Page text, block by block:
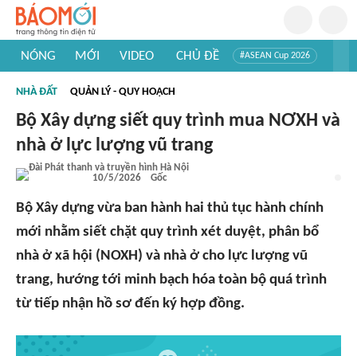
NÓNG MỚI VIDEO CHỦ ĐỀ #ASEAN Cup 2026
#Khám phá thế giới
NHÀ ĐẤT QUẢN LÝ - QUY HOẠCH
Bộ Xây dựng siết quy trình mua NƠXH và
nhà ở lực lượng vũ trang
10/5/2026 Gốc
Bộ Xây dựng vừa ban hành hai thủ tục hành chính
mới nhằm siết chặt quy trình xét duyệt, phân bổ
nhà ở xã hội (NOXH) và nhà ở cho lực lượng vũ
trang, hướng tới minh bạch hóa toàn bộ quá trình
từ tiếp nhận hồ sơ đến ký hợp đồng.